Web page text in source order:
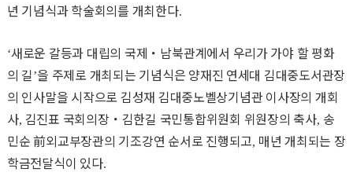
년 기념식과 학술회의를 개최한다.
‘새로운 갈등과 대립의 국제 ・ 남북관계에서 우리가 가야 할 평화
의 길’을 주제로 개최되는 기념식은 양재진 연세대 김대중도서관장
의 인사말을 시작으로 김성재 김대중노벨상기념관 이사장의 개회
사, 김진표 국회의장・ 김한길 국민통합위원회 위원장의 축사, 송
민순前외교부장관의 기조강연 순서로 진행되고, 매년 개최되는 장
학금전달식이 있다.